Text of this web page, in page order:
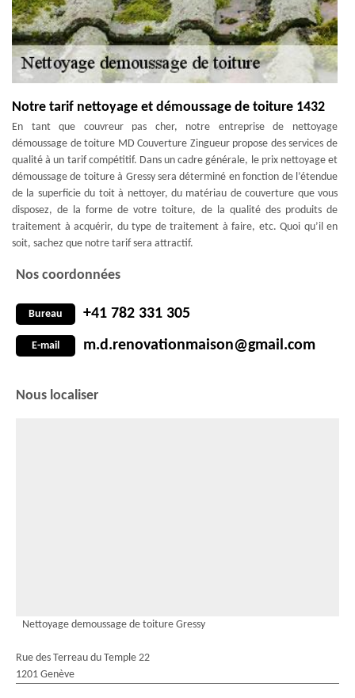
Notre tarif nettoyage et démoussage de toiture 1432
En tant que couvreur pas cher, notre entreprise de nettoyage
démoussage de toiture MD Couverture Zingueur propose des services de
qualité à un tarif compétitif. Dans un cadre générale, le prix nettoyage et
démoussage de toiture à Gressy sera déterminé en fonction de l’étendue
de la superficie du toit à nettoyer, du matériau de couverture que vous
disposez, de la forme de votre toiture, de la qualité des produits de
traitement à acquérir, du type de traitement à faire, etc. Quoi qu’il en
soit, sachez que notre tarif sera attractif.
Nos coordonnées
Bureau +41 782 331 305
E-mail m.d.renovationmaison@gmail.com
Nous localiser
Nettoyage demoussage de toiture Gressy
Rue des Terreau du Temple 22
1201 Genève